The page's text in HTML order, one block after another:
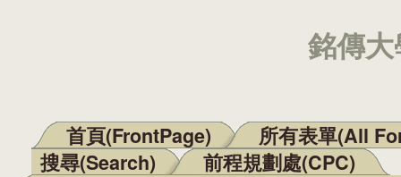
銘傳
Main menu
首頁(FrontPage)
所有表單(All
搜尋(Search)
前程規劃處(CPC)